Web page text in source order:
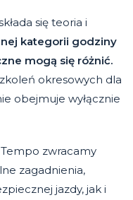
się teoria i
kategorii godziny
mogą się różnić.
okresowych dla
obejmuje wyłącznie
zwracamy
zagadnienia,
jazdy, jak i